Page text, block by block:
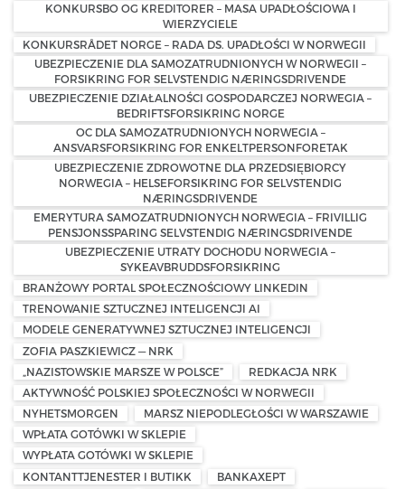
KONKURSBO OG KREDITORER – MASA UPADŁOŚCIOWA I
WIERZYCIELE
KONKURSRÅDET NORGE – RADA DS. UPADŁOŚCI W NORWEGII
UBEZPIECZENIE DLA SAMOZATRUDNIONYCH W NORWEGII –
FORSIKRING FOR SELVSTENDIG NÆRINGSDRIVENDE
UBEZPIECZENIE DZIAŁALNOŚCI GOSPODARCZEJ NORWEGIA –
BEDRIFTSFORSIKRING NORGE
OC DLA SAMOZATRUDNIONYCH NORWEGIA –
ANSVARSFORSIKRING FOR ENKELTPERSONFORETAK
UBEZPIECZENIE ZDROWOTNE DLA PRZEDSIĘBIORCY
NORWEGIA – HELSEFORSIKRING FOR SELVSTENDIG
NÆRINGSDRIVENDE
EMERYTURA SAMOZATRUDNIONYCH NORWEGIA – FRIVILLIG
PENSJONSSPARING SELVSTENDIG NÆRINGSDRIVENDE
UBEZPIECZENIE UTRATY DOCHODU NORWEGIA –
SYKEAVBRUDDSFORSIKRING
BRANŻOWY PORTAL SPOŁECZNOŚCIOWY LINKEDIN
TRENOWANIE SZTUCZNEJ INTELIGENCJI AI
MODELE GENERATYWNEJ SZTUCZNEJ INTELIGENCJI
ZOFIA PASZKIEWICZ — NRK
„NAZISTOWSKIE MARSZE W POLSCE”
REDKACJA NRK
AKTYWNOŚĆ POLSKIEJ SPOŁECZNOŚCI W NORWEGII
NYHETSMORGEN
MARSZ NIEPODLEGŁOŚCI W WARSZAWIE
WPŁATA GOTÓWKI W SKLEPIE
WYPŁATA GOTÓWKI W SKLEPIE
KONTANTTJENESTER I BUTIKK
BANKAXEPT